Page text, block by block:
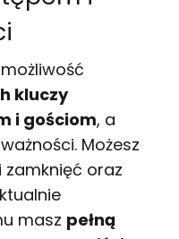
kluczy
i gościom, a
Możesz
oraz
masz pełną